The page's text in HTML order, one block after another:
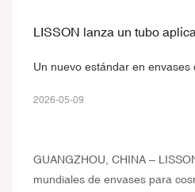
LISSON lanza un tubo
Un nuevo estándar en
2026-05-09
GUANGZHOU, CHINA –
mundiales de envases para